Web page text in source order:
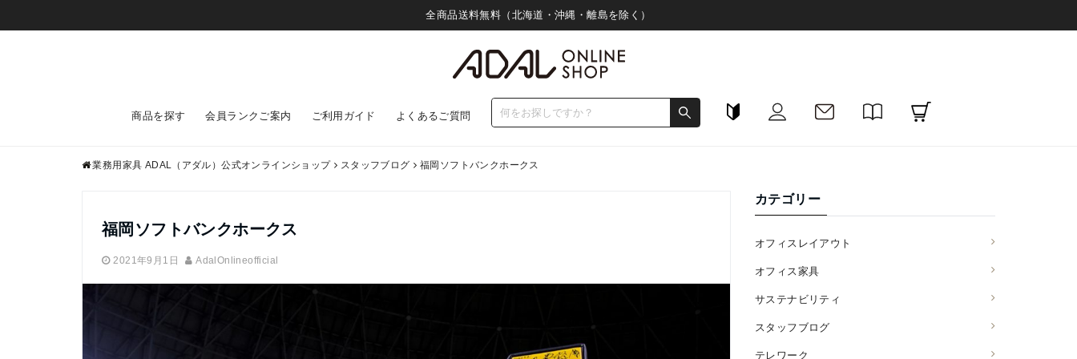
全商品送料無料（北海道・沖縄・離島を除く）
商品を探す 会員ランクご案内 ご利用ガイド よくあるご質問
業務用家具 ADAL（アダル）公式オンラインショップ スタッフブログ 福岡ソフトバンクホークス
福岡ソフトバンクホークス
2021年9月1日 AdalOnlineofficial
カテゴリー
オフィスレイアウト
オフィス家具
サステナビリティ
スタッフブログ
テレワーク